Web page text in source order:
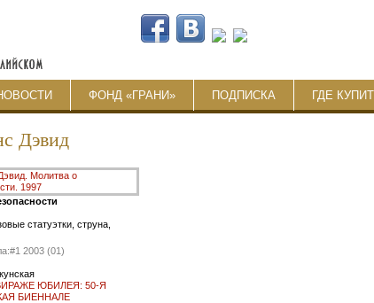
ФОНД «ГРАНИ» ПОДПИСКА ГДЕ
Дэвид
статуэтки, струна,
#1 2003 (01)
ЮБИЛЕЯ: 50-Я
БИЕННАЛЕ